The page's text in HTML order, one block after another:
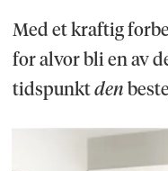
Med et kraftig
for alvor bli en av
tidspunktden